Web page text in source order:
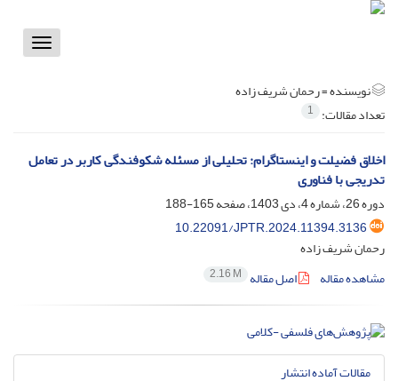
Toggle
نویسنده =رحمان شریف زاده
تعداد مقالات: 1
اخلاق فضیلت و اینستاگرام: تحلیلی از مسئله شکوفندگی کاربر در تعامل
تدریجی با فناوری
دوره 26، شماره 4، دی 1403، صفحه
165-188
10.22091/JPTR.2024.11394.3136
رحمان شریف زاده
مشاهده مقاله
اصل مقاله 2.16 M
مقالات آماده انتشار